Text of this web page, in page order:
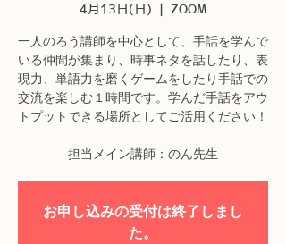
4月13日(日) ZOOM
一人のろう講師を中心として、手話を学んで
いる仲間が集まり、時事ネタを話したり、表
現力、単語力を磨くゲームをしたり手話での
交流を楽しむ１時間です。学んだ手話をアウ
トプットできる場所としてご活用ください！
担当メイン講師：のん先生
お申し込みの受付は終了しまし
た。